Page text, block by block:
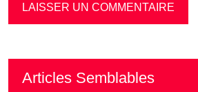
Articles Semblables